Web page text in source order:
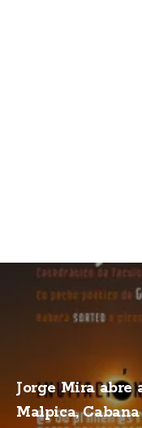
Jorge Mira abre
Malpica,